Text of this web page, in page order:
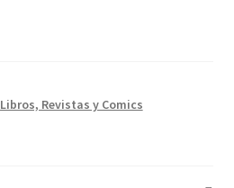
Libros, Revistas y Comics